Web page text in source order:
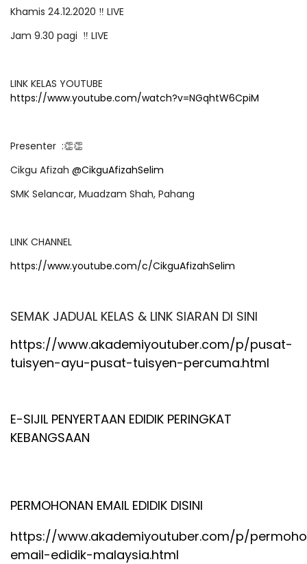
Khamis 24.12.2020 ‼️ LIVE
Jam 9.30 pagi ‼️ LIVE
LINK KELAS YOUTUBE
https://www.youtube.com/watch?v=NGqhtW6CpiM
Presenter :👏👏
Cikgu Afizah @CikguAfizahSelim
SMK Selancar, Muadzam Shah, Pahang
LINK CHANNEL
https://www.youtube.com/c/CikguAfizahSelim
SEMAK JADUAL KELAS & LINK SIARAN DI SINI
https://www.akademiyoutuber.com/p/pusat-
tuisyen-ayu-pusat-tuisyen-percuma.html
E-SIJIL PENYERTAAN EDIDIK PERINGKAT
KEBANGSAAN
PERMOHONAN EMAIL EDIDIK DISINI
https://www.akademiyoutuber.com/p/
email-edidik-malaysia.html